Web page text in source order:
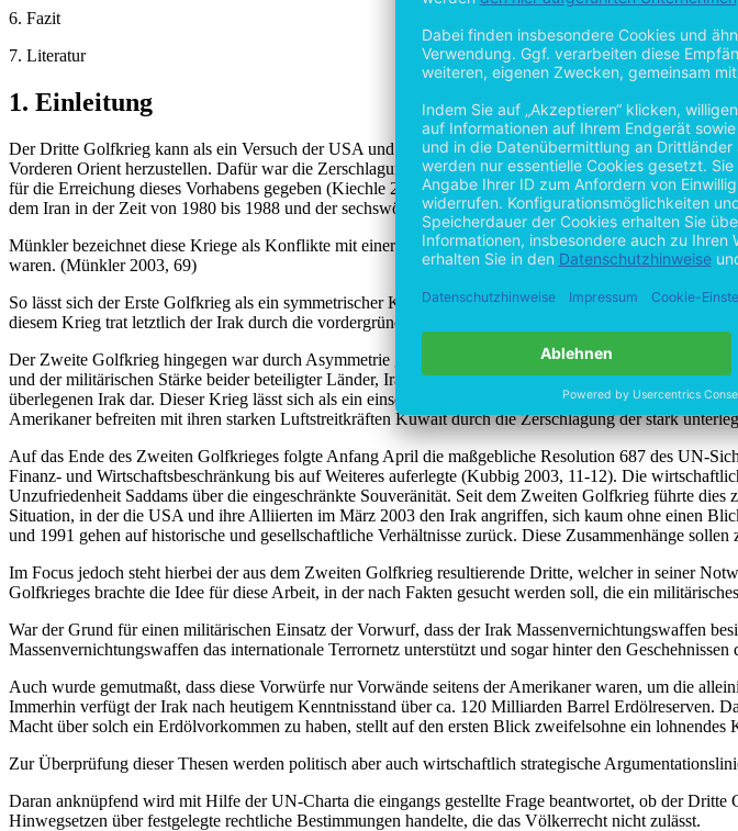
6. Fazit
7. Literatur
1. Einleitung
Der Dritte Golfkrieg kann als ein Versuch der USA und ihren Verbündeten interpretiert werden, in der
Vorderen Orient herzustellen. Dafür war die Zerschlagung des Hussein-Regimes im Irak die
für die Erreichung dieses Vorhabens gegeben (Kiechle 2003, 152). Historisch betrachtet gehen dem
dem Iran in der Zeit von 1980 bis 1988 und der sechswöchige militärische Konflikt im Jahre
Münkler bezeichnet diese Kriege als Konflikte mit einer völlig neuen politischen Bedeutung. Sie
waren. (Münkler 2003, 69)
So lässt sich der Erste Golfkrieg als ein symmetrischer Krieg beschreiben, bei dem es dem Irak einzig
diesem Krieg trat letztlich der Irak durch die vordergründig militärische Unterstützung der Amerikaner als
Der Zweite Golfkrieg hingegen war durch Asymmetrie gekennzeichnet. Die Asymmetrie wurde in der
und der militärischen Stärke beider beteiligter Länder, Irak und Kuwait, zur damaligen Zeit deutlich.
überlegenen Irak dar. Dieser Krieg lässt sich als ein einseitiger Vollzug eines politischen Willens mit
Amerikaner befreiten mit ihren starken Luftstreitkräften Kuwait durch die Zerschlagung der stark
Auf das Ende des Zweiten Golfkrieges folgte Anfang April die maßgebliche Resolution 687 des UN-
Finanz- und Wirtschaftsbeschränkung bis auf Weiteres auferlegte (Kubbig 2003, 11-12). Die
Unzufriedenheit Saddams über die eingeschränkte Souveränität. Seit dem Zweiten Golfkrieg führte
Situation, in der die USA und ihre Alliierten im März 2003 den Irak angriffen, sich kaum ohne einen
und 1991 gehen auf historische und gesellschaftliche Verhältnisse zurück. Diese Zusammenhänge
Im Focus jedoch steht hierbei der aus dem Zweiten Golfkrieg resultierende Dritte, welcher in seiner
Golfkrieges brachte die Idee für diese Arbeit, in der nach Fakten gesucht werden soll, die ein
War der Grund für einen militärischen Einsatz der Vorwurf, dass der Irak Massenvernichtungswaffen
Massenvernichtungswaffen das internationale Terrornetz unterstützt und sogar hinter den Geschehnissen
Auch wurde gemutmaßt, dass diese Vorwürfe nur Vorwände seitens der Amerikaner waren, um die
Immerhin verfügt der Irak nach heutigem Kenntnisstand über ca. 120 Milliarden Barrel
Macht über solch ein Erdölvorkommen zu haben, stellt auf den ersten Blick zweifelsohne ein lohnendes
Zur Überprüfung dieser Thesen werden politisch aber auch wirtschaftlich strategische
Daran anknüpfend wird mit Hilfe der UN-Charta die eingangs gestellte Frage beantwortet, ob der
Hinwegsetzen über festgelegte rechtliche Bestimmungen handelte, die das Völkerrecht nicht zulässt.